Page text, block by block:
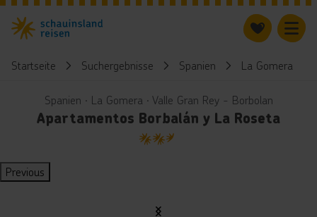
Startseite Suchergebnisse Spanien La Gomera
Spanien ∙ La Gomera ∙ Valle Gran Rey - Borbolan
Apartamentos Borbalán y La Roseta
2.5
Previous